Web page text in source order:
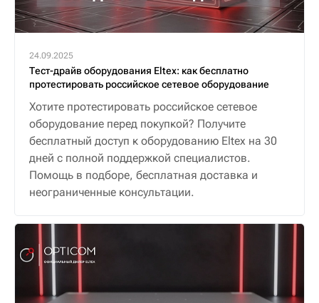
24.09.2025
Тест-драйв оборудования Eltex: как бесплатно
протестировать российское сетевое оборудование
Хотите протестировать российское сетевое
оборудование перед покупкой? Получите
бесплатный доступ к оборудованию Eltex на 30
дней с полной поддержкой специалистов.
Помощь в подборе, бесплатная доставка и
неограниченные консультации.